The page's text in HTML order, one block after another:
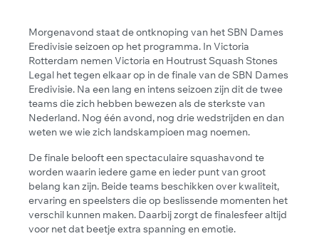
Morgenavond staat de ontknoping van het SBN Dames
Eredivisie seizoen op het programma. In Victoria
Rotterdam nemen Victoria en Houtrust Squash Stones
Legal het tegen elkaar op in de finale van de SBN Dames
Eredivisie. Na een lang en intens seizoen zijn dit de twee
teams die zich hebben bewezen als de sterkste van
Nederland. Nog één avond, nog drie wedstrijden en dan
weten we wie zich landskampioen mag noemen.
De finale belooft een spectaculaire squashavond te
worden waarin iedere game en ieder punt van groot
belang kan zijn. Beide teams beschikken over kwaliteit,
ervaring en speelsters die op beslissende momenten het
verschil kunnen maken. Daarbij zorgt de finalesfeer altijd
voor net dat beetje extra spanning en emotie.